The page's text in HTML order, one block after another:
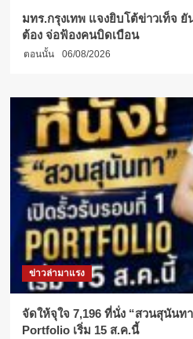
มทร.กรุงเทพ แจงยิบโต้ข่าวเท็จ
ต้อง จ่อฟ้องคนบิดเบือน
ตอนนั้น 06/08/2026
ข่าวล่ามาแรง
จัดให้จุใจ 7,196 ที่นั่ง “สวนสุนันท
Portfolio เริ่ม 15 ส.ค.นี้